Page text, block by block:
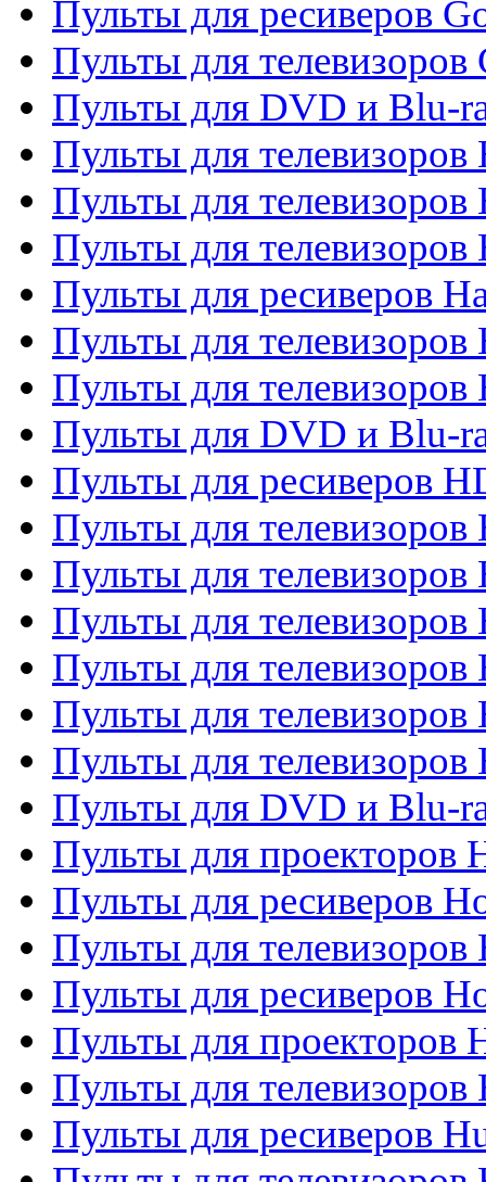
Пульты для ресиверов
Пульты для телевизоров
Пульты для DVD и Blu-
Пульты для телевизоров
Пульты для телевизоров
Пульты для
Пульты для ресиверов
Пульты для телевизоров
Пульты для телевизоров
Пульты для DVD и Blu-
Пульты для ресиверов
Пульты для
Пульты для телевизоров
Пульты для телевизоров
Пульты для телевизоров
Пульты для телевизоров
Пульты для телевизоров
Пульты для DVD и Blu-
Пульты для проекторов
Пульты для ресиверов
Пульты для
Пульты для ресиверов
Пульты для проекторов
Пульты для телевизоров
Пульты для ресиверов